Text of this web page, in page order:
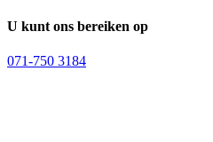
U kunt ons bereiken op
071-750 3184